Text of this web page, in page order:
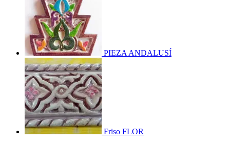
PIEZA ANDALUSÍ
Friso FLOR